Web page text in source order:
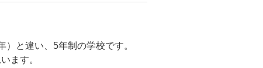
と違い、5年制の学校です。
ます。